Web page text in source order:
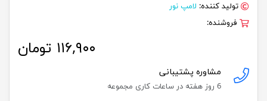
تولید کننده: لامپ نور
فروشنده:
۱۱۶,۹۰۰ تومان
مشاوره پشتیبانی
6 روز هفته در ساعات کاری مجموعه